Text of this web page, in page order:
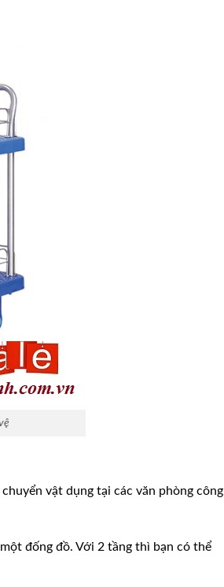
vật dụng tại các văn phòng công
đống đồ. Với 2 tầng thì bạn có thể